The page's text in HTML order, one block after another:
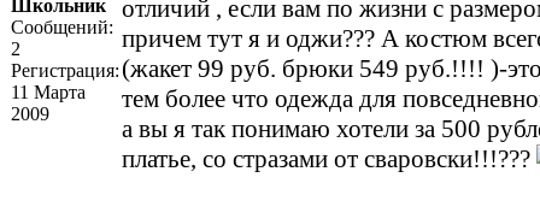
Школьник
Сообщений:
2
Регистрация:
11 Марта
2009
отличий , если вам по жизни с
причем тут я и оджи??? А костюм
(жакет 99 руб. брюки 549 руб.!!!! )-
тем более что одежда для
а вы я так понимаю хотели за 500
платье, со стразами от сваровски!!!???